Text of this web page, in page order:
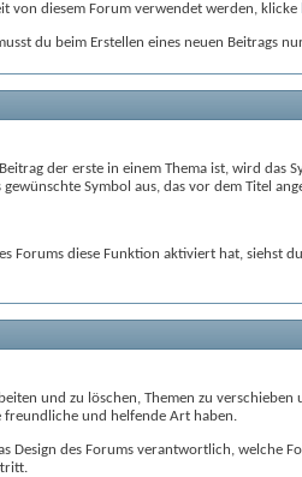
von diesem Forum verwendet werden, klicke
du beim Erstellen eines neuen Beitrags
der erste in einem Thema ist, wird
Symbol aus, das vor dem Titel
diese Funktion aktiviert hat, siehst
und zu löschen, Themen zu
freundliche und helfende Art haben.
des Forums verantwortlich, welche